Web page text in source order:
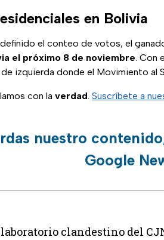
en Bolivia
definido el conteo de votos, el
el próximo 8 de noviembre. Con
izquierda donde el Movimiento al
con la verdad. Suscríbete a
nuestro
Google
clandestino del